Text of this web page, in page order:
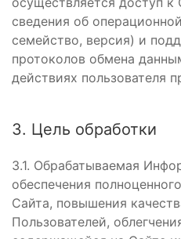
сведения об
семейство, версия) и
протоколов обмена
действиях пользователя
3. Цель обработки
3.1. Обрабатываемая
обеспечения
Сайта, повышения
Пользователей,